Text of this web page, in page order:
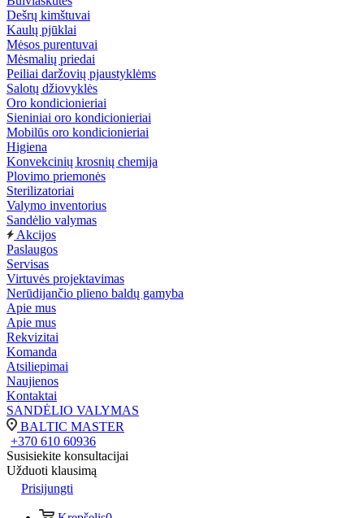
Dešrų kimštuvai
Kaulų pjūklai
Mėsos purentuvai
Mėsmalių priedai
Peiliai daržovių pjaustyklėms
Salotų džiovyklės
Oro kondicionieriai
Sieniniai oro kondicionieriai
Mobilūs oro kondicionieriai
Higiena
Konvekcinių krosnių chemija
Plovimo priemonės
Sterilizatoriai
Valymo inventorius
Sandėlio valymas
Akcijos
Paslaugos
Servisas
Virtuvės projektavimas
Nerūdijančio plieno baldų gamyba
Apie mus
Apie mus
Rekvizitai
Komanda
Atsiliepimai
Naujienos
Kontaktai
SANDĖLIO VALYMAS
BALTIC MASTER
+370 610 60936
Susisiekite konsultacijai
Užduoti klausimą
Prisijungti